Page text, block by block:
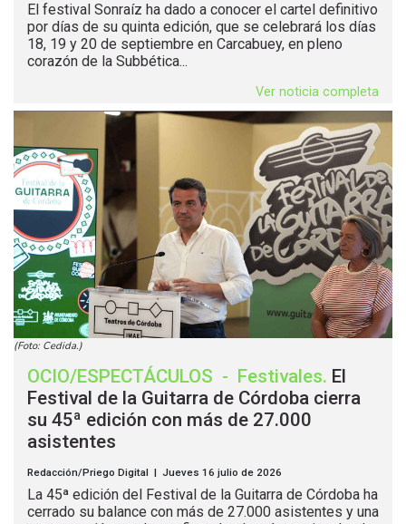
El festival Sonraíz ha dado a conocer el cartel definitivo
por días de su quinta edición, que se celebrará los días
18, 19 y 20 de septiembre en Carcabuey, en pleno
corazón de la Subbética...
Ver noticia completa
(Foto: Cedida.)
OCIO/ESPECTÁCULOS - Festivales. El
Festival de la Guitarra de Córdoba cierra
su 45ª edición con más de 27.000
asistentes
Redacción/Priego Digital | Jueves 16 julio de 2026
La 45ª edición del Festival de la Guitarra de Córdoba ha
cerrado su balance con más de 27.000 asistentes y una